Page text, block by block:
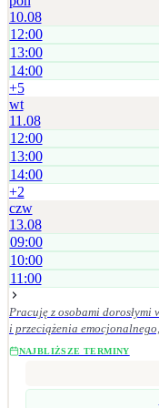
10.08
12:00
13:00
14:00
+5
wt
11.08
12:00
13:00
14:00
+2
czw
13.08
09:00
10:00
11:00
Pracuję z osobami
i przeciążenia emocjonalnego, a także w
znaczenie mają dla mnie
NAJBLIŻSZE TERMINY